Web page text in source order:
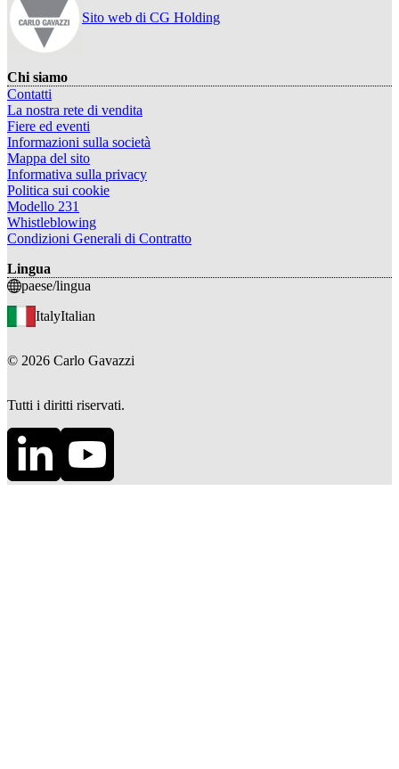
Sito web di CG Holding
Chi siamo
Contatti
La nostra rete di vendita
Fiere ed eventi
Informazioni sulla società
Mappa del sito
Informativa sulla privacy
Politica sui cookie
Modello 231
Whistleblowing
Condizioni Generali di Contratto
Lingua
paese/lingua
ItalyItalian
© 2026 Carlo Gavazzi
Tutti i diritti riservati.